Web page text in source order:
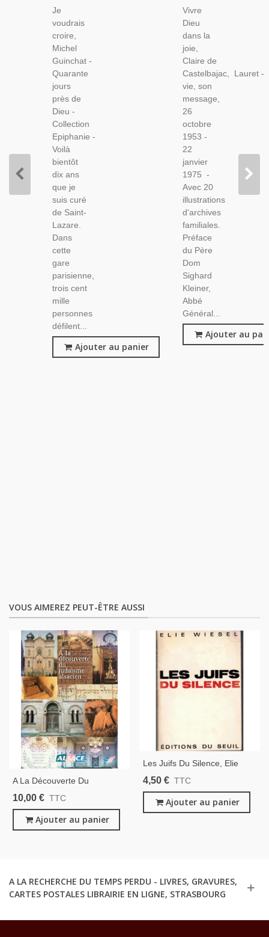
Guinchat,
1978 -
Paroisse
Parisienne,
Gare
Saint
Lazare,
Prêtre,
Catholicisme
Je
voudrais
croire,
Michel
Guinchat -
Quarante
jours
près de
Dieu -
Collection
Epiphanie -
Voilà
bientôt
dix ans
que je
suis curé
de Saint-
Lazare.
Dans
cette
gare
parisienne,
trois cent
mille
personnes
défilent...
Ajouter au panier
Claire
De
Castelbajac,
Lauret
1991 -
Vocation
Religieuse,
Catholicisme,
Spiritualié
Vivre
Dieu
dans la
joie,
Claire de
Castelbajac, Lauret -
vie, son
message,
26
octobre
1953 -
22
janvier
1975 -
Avec 20
illustrations
d'archives
familiales.
Préface
du Père
Dom
Sighard
Kleiner,
Abbé
Général...
Ajouter au
VOUS AIMEREZ PEUT-ÊTRE AUSSI
A La Découverte Du
Judaïsme Alsacien, Tourisme
D'Alsace, Judaïsme,
10,00 € TTC
Ajouter au panier
Les Juifs Du Silence, Elie
Wiesel, 1966 - Témoignage,
Russie
4,50 € TTC
Ajouter au panier
A LA RECHERCHE DU TEMPS PERDU - LIVRES, GRAVURES,
CARTES POSTALES LIBRAIRIE EN LIGNE, STRASBOURG